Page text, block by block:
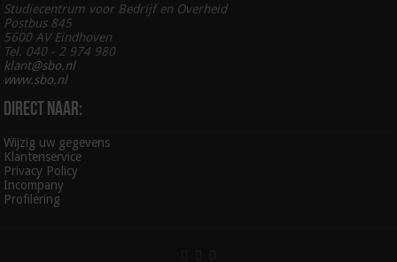
Studiecentrum voor Bedrijf en Overheid
Postbus 845
5600 AV Eindhoven
Tel. 040 - 2 974 980
klant@sbo.nl
www.sbo.nl
Direct naar:
Wijzig uw gegevens
Klantenservice
Privacy Policy
Incompany
Profilering